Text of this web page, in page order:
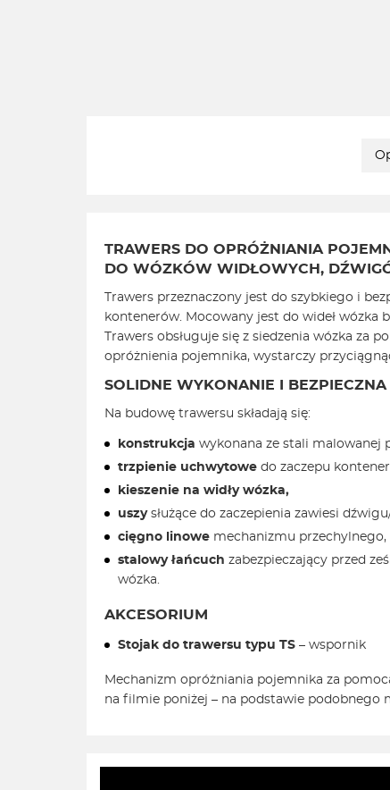
TRAWERS DO OPRÓŻNIANIA
DO WÓZKÓW WIDŁOWYCH,
Trawers przeznaczony jest do szybkiego i
kontenerów. Mocowany jest do wideł wózka
Trawers obsługuje się z siedzenia wózka za
opróżnienia pojemnika, wystarczy
SOLIDNE WYKONANIE I BEZPIECZNA
Na budowę trawersu składają się:
konstrukcja wykonana ze stali malowanej
trzpienie uchwytowe do zaczepu
kieszenie na widły wózka,
uszysłużące do zaczepienia zawiesi
cięgno linowe mechanizmu przechylnego,
stalowy łańcuch zabezpieczający przed
wózka.
AKCESORIUM
Stojak do trawersu typu TS – wspornik
Mechanizm opróżniania pojemnika za
na filmie poniżej – na podstawie podobnego